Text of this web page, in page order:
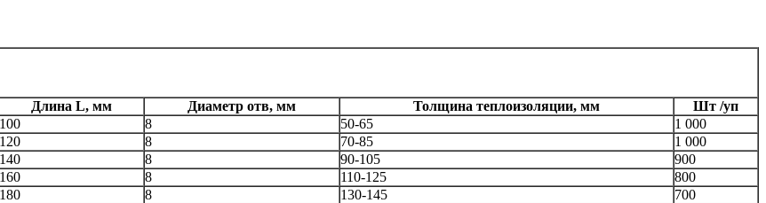
Длина L, мм Диаметр отв, мм Толщина теплоизоляции, мм
Шт /уп
100 8 50-65
1 000
120 8 70-85
1 000
140 8 90-105
900
160 8 110-125
800
180 8 130-145
700